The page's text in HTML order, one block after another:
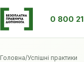
0 800
Головна/Успішні практики